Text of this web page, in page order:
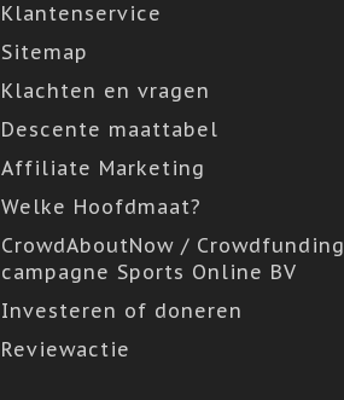
Klantenservice
Sitemap
Klachten en vragen
Descente maattabel
Affiliate Marketing
Welke Hoofdmaat?
CrowdAboutNow / Crowdfunding
campagne Sports Online BV
Investeren of doneren
Reviewactie